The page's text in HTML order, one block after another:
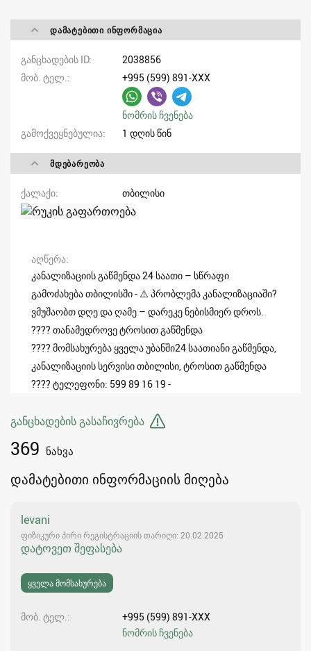
ᲓᲐᲛᲐᲢᲔᲑᲘᲗᲘ ᲘᲜᲤᲝᲠᲛᲐᲪᲘᲐ
განცხადების ID
2038856
მობ. ტელ.
+995 (599) 891-XXX
ნომრის ჩვენება
გამოქვეყნებულია
1 დღის წინ
ᲛᲓᲔᲑᲐᲠᲔᲝᲑᲐ
ქალაქი თბილისი
აღწერა
კანალიზაციის გაწმენდა 24 საათი – სწრაფი
გამოძახება თბილისში - ⚠️ პრობლემა კანალიზაციაში?
ვმუშაობთ დღე და ღამე – დარეკე ნებისმიერ დროს.
????️ თანამედროვე ტროსით გაწმენდა
???? მომსახურება ყველა უბანში24 საათიანი გაწმენდა,
კანალიზაციის სერვისი თბილისი, ტროსით გაწმენდა
???? ტელეფონი: 599 89 16 19 -
განცხადების გასაჩივრება
369 ნახვა
დამატებითი ინფორმაციის მიღება
levani
ფიზიკური პირი რეგისტრაციის თარიღი: 20.02.2025
დატოვეთ შეფასება
ყველა მომსახურება
მობ. ტელ.
+995 (599) 891-XXX
ნომრის ჩვენება